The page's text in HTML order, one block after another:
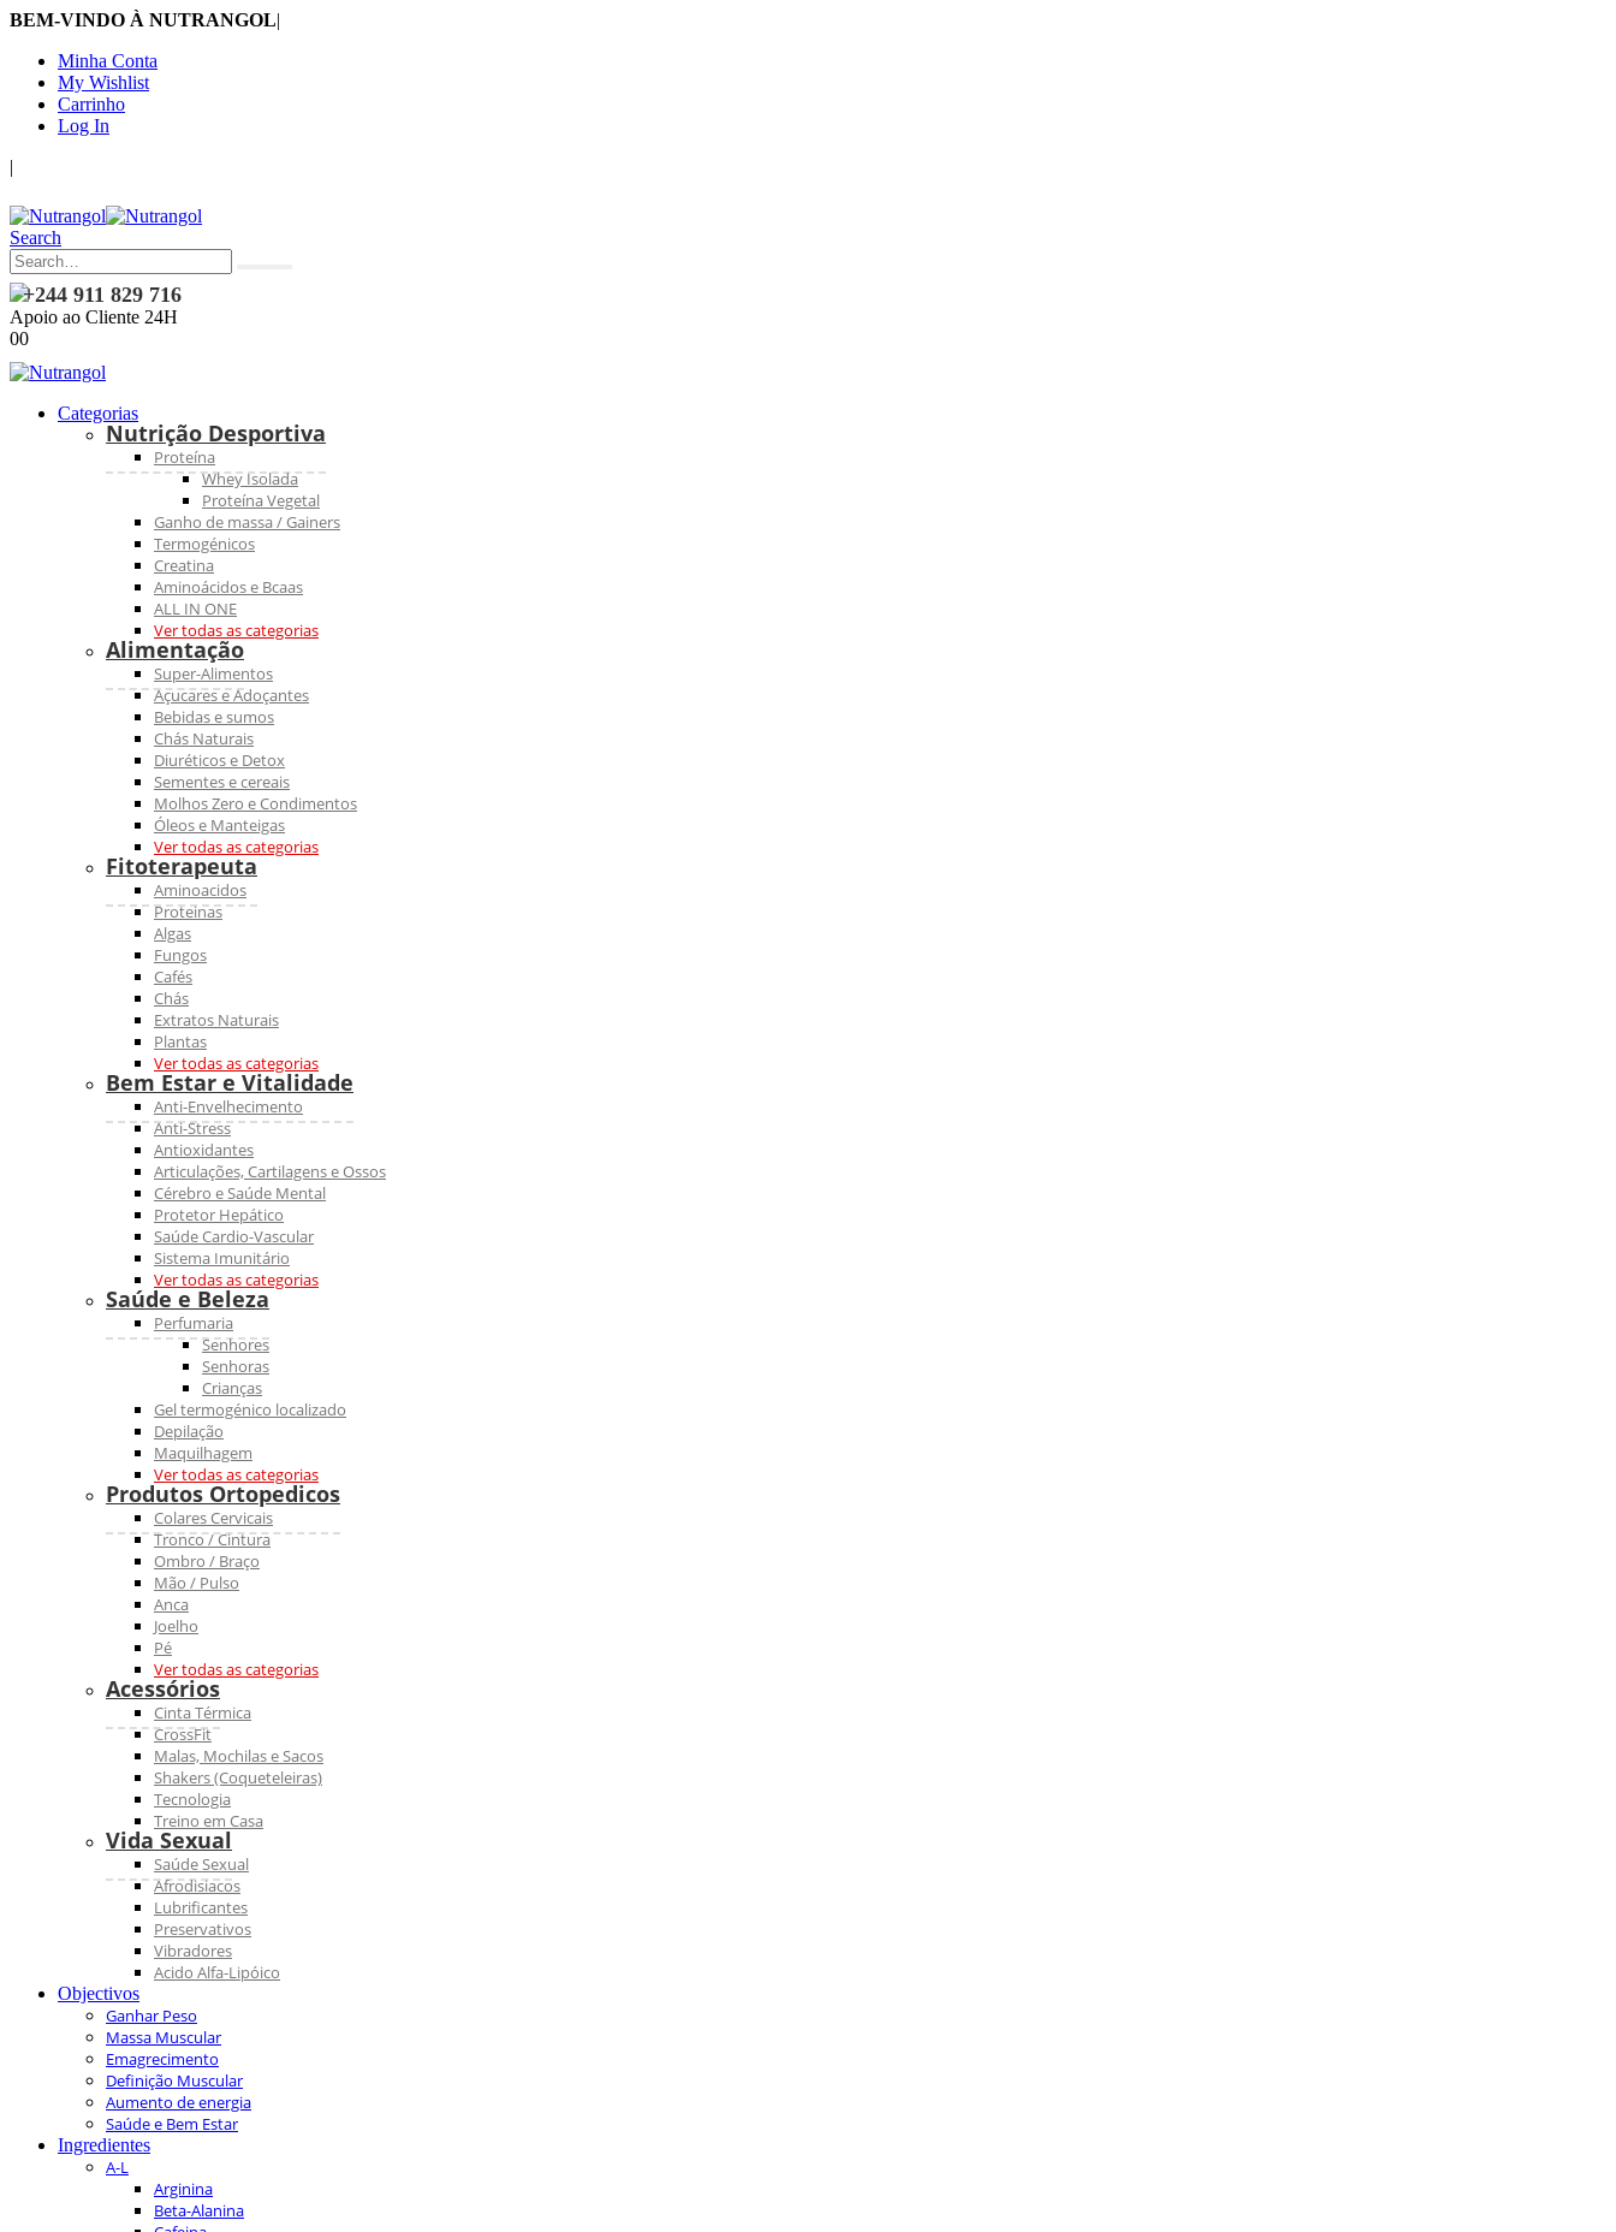
BEM-VINDO À NUTRANGOL|
Minha Conta
My Wishlist
Carrinho
Log In
|
Search
+244 911 829 716
Apoio ao Cliente 24H
00
Categorias
Nutrição Desportiva
Proteína
Whey Isolada
Proteína Vegetal
Ganho de massa / Gainers
Termogénicos
Creatina
Aminoácidos e Bcaas
ALL IN ONE
Ver todas as categorias
Alimentação
Super-Alimentos
Açucares e Adoçantes
Bebidas e sumos
Chás Naturais
Diuréticos e Detox
Sementes e cereais
Molhos Zero e Condimentos
Óleos e Manteigas
Ver todas as categorias
Fitoterapeuta
Aminoacidos
Proteinas
Algas
Fungos
Cafés
Chás
Extratos Naturais
Plantas
Ver todas as categorias
Bem Estar e Vitalidade
Anti-Envelhecimento
Anti-Stress
Antioxidantes
Articulações, Cartilagens e Ossos
Cérebro e Saúde Mental
Protetor Hepático
Saúde Cardio-Vascular
Sistema Imunitário
Ver todas as categorias
Saúde e Beleza
Perfumaria
Senhores
Senhoras
Crianças
Gel termogénico localizado
Depilação
Maquilhagem
Ver todas as categorias
Produtos Ortopedicos
Colares Cervicais
Tronco / Cintura
Ombro / Braço
Mão / Pulso
Anca
Joelho
Pé
Ver todas as categorias
Acessórios
Cinta Térmica
CrossFit
Malas, Mochilas e Sacos
Shakers (Coqueteleiras)
Tecnologia
Treino em Casa
Vida Sexual
Saúde Sexual
Afrodisiacos
Lubrificantes
Preservativos
Vibradores
Acido Alfa-Lipóico
Objectivos
Ganhar Peso
Massa Muscular
Emagrecimento
Definição Muscular
Aumento de energia
Saúde e Bem Estar
Ingredientes
A-L
Arginina
Beta-Alanina